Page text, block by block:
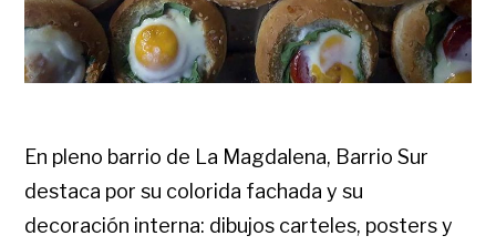
En pleno barrio de La Magdalena, Barrio Sur
destaca por su colorida fachada y su
decoración interna: dibujos carteles, posters y